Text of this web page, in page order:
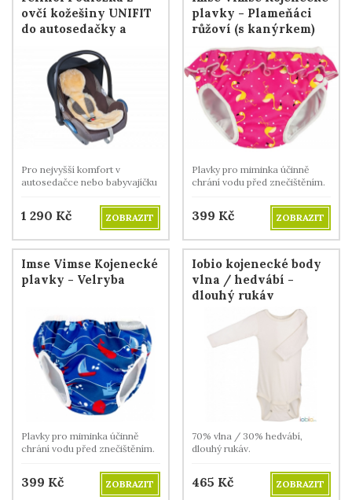
ovčí kožešiny UNIFIT
do autosedačky a
Pro nejvyšší komfort v
autosedačce nebo babyvajíčku
1 290 Kč ZOBRAZIT
plavky - Plameňáci
růžoví (s kanýrkem)
Plavky pro miminka účinně
chrání vodu před znečištěním.
399 Kč ZOBRAZIT
Imse Vimse Kojenecké
plavky - Velryba
Plavky pro miminka účinně
chrání vodu před znečištěním.
399 Kč ZOBRAZIT
Iobio kojenecké body
vlna / hedvábí -
dlouhý rukáv
70% vlna / 30% hedvábí,
dlouhý rukáv.
465 Kč ZOBRAZIT